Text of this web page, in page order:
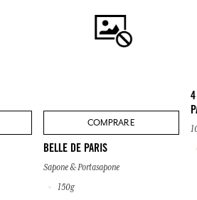
COMPRARE
BELLE DE PARIS
Sapone & Portasapone
150g
4